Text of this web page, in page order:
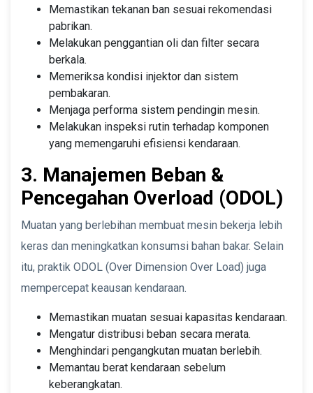
Memastikan tekanan ban sesuai rekomendasi
pabrikan.
Melakukan penggantian oli dan filter secara
berkala.
Memeriksa kondisi injektor dan sistem
pembakaran.
Menjaga performa sistem pendingin mesin.
Melakukan inspeksi rutin terhadap komponen
yang memengaruhi efisiensi kendaraan.
3. Manajemen Beban &
Pencegahan Overload (ODOL)
Muatan yang berlebihan membuat mesin bekerja lebih
keras dan meningkatkan konsumsi bahan bakar. Selain
itu, praktik ODOL (Over Dimension Over Load) juga
mempercepat keausan kendaraan.
Memastikan muatan sesuai kapasitas kendaraan.
Mengatur distribusi beban secara merata.
Menghindari pengangkutan muatan berlebih.
Memantau berat kendaraan sebelum
keberangkatan.